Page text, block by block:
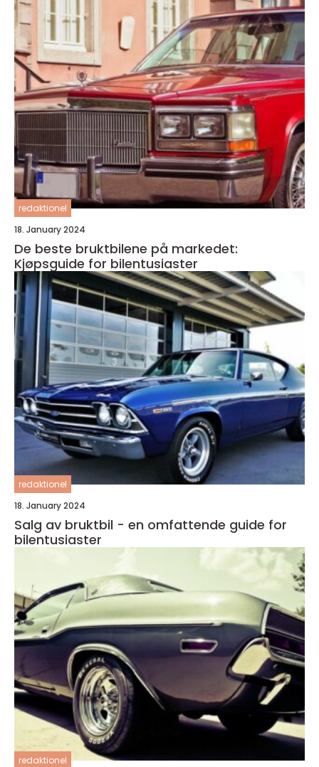
redaktionel
18. January 2024
De beste bruktbilene på markedet:
Kjøpsguide for bilentusiaster
redaktionel
18. January 2024
Salg av bruktbil - en omfattende guide for
bilentusiaster
redaktionel